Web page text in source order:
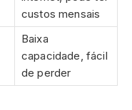
custos mensais
Baixa
capacidade, fácil
de perder